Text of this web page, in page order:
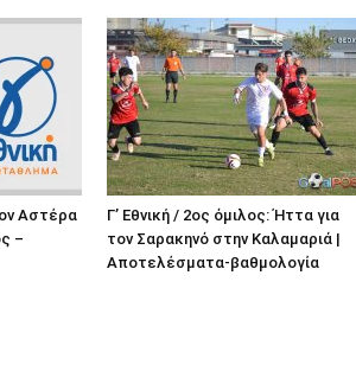
Αστέρα
–
Γ’ Εθνική / 2ος όμιλος: Ήττα για
τον Σαρακηνό στην Καλαμαριά |
Αποτελέσματα-βαθμολογία